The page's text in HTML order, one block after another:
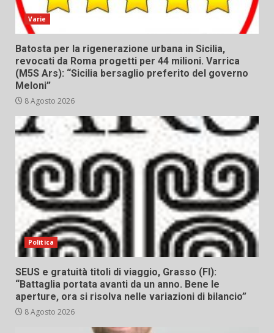
Varie
Batosta per la rigenerazione urbana in Sicilia,
revocati da Roma progetti per 44 milioni. Varrica
(M5S Ars): “Sicilia bersaglio preferito del governo
Meloni”
8 Agosto 2026
Politica
SEUS e gratuità titoli di viaggio, Grasso (FI):
“Battaglia portata avanti da un anno. Bene le
aperture, ora si risolva nelle variazioni di bilancio”
8 Agosto 2026